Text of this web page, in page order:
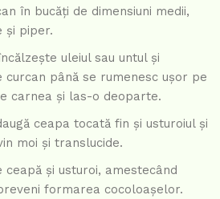
în bucăți de dimensiuni medii,
și piper.
uleiul sau untul și
curcan până se rumenesc ușor pe
carnea și las-o deoparte.
ceapa tocată fin și usturoiul și
moi și translucide.
și usturoi, amestecând
formarea cocoloașelor.